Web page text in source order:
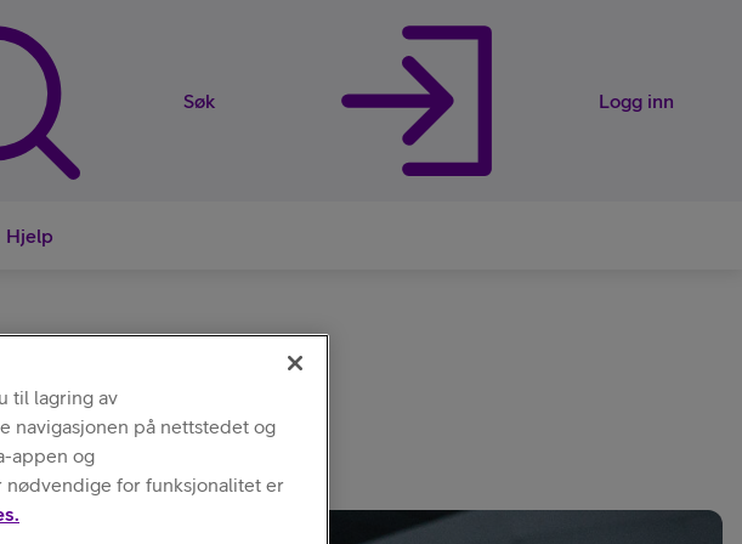
Søk Logg inn
Hjelp
til lagring av
navigasjonen på nettstedet og
appen og
nødvendige for funksjonalitet er